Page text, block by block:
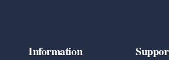
Information